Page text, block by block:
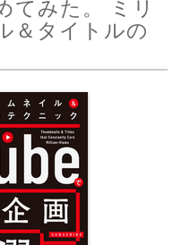
てみた。 ミリ
＆タイトルの